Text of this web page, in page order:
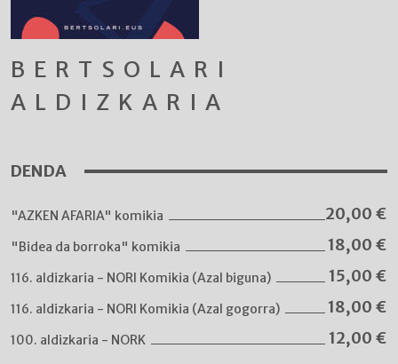
BERTSOLARI
ALDIZKARIA
DENDA
"AZKEN AFARIA" komikia 20,00 €
"Bidea da borroka" komikia 18,00 €
116. aldizkaria - NORI Komikia (Azal biguna) 15,00 €
116. aldizkaria - NORI Komikia (Azal gogorra) 18,00 €
100. aldizkaria - NORK 12,00 €